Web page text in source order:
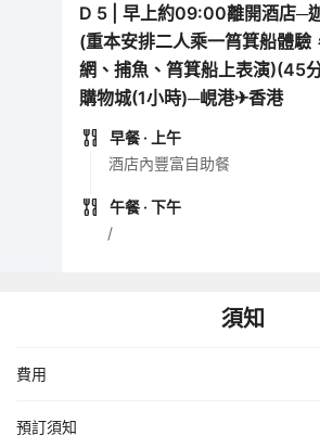
D 5 |早上約09:00離開酒店─
(重本安排二人乘一筲箕船體驗
網、捕魚、筲箕船上表演)(45
購物城(1小時)─峴港✈香港
早餐 · 上午
酒店內豐富自助餐
午餐 · 下午
/
須知
費用
預訂須知